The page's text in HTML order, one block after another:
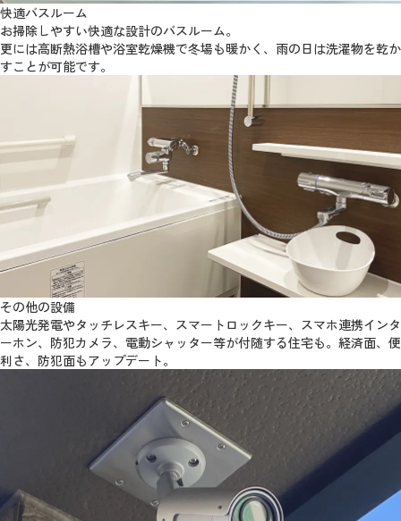
快適バスルーム
お掃除しやすい快適な設計のバスルーム。
更には高断熱浴槽や浴室乾燥機で冬場も暖かく、雨の日は洗濯物を乾か
すことが可能です。
その他の設備
太陽光発電やタッチレスキー、スマートロックキー、スマホ連携インタ
ーホン、防犯カメラ、電動シャッター等が付随する住宅も。経済面、便
利さ、防犯面もアップデート。